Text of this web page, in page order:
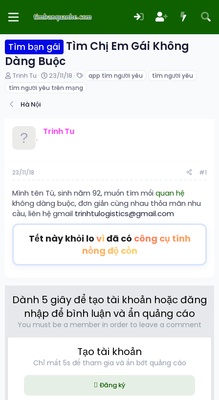
Tìm bạn gái Tìm Chị Em Gái Không
Dàng Buộc
T
r
e
a
e
Trinh Tu
N
à
23/11/18 app tìm người yêu
tìm người yêu
tìm người yêu trên mạng
Hà Nội
Trinh Tu
23/11/18 #1
Mình tên Tú, sinh năm 92, muốn tìm mối quan hệ
không dàng buộc, đơn giản cùng nhau thỏa mãn nhu
cầu, liên hệ gmail trinhtulogistics@gmail.com
Tết này khỏi lo vì đã có công cụ tính
nồng độ cồn
Dành 5 giây để tạo tài khoản hoặc đăng
nhập để bình luận và ẩn quảng cáo
You must be a member in order to leave a comment
Tạo tài khoản
Chỉ mất 5s để tham gia và ẩn bớt quảng cáo
Đăng ký